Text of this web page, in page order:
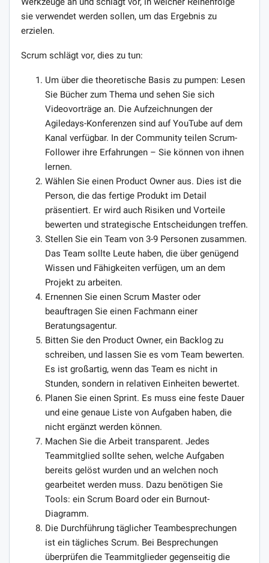
sie verwendet werden sollen, um das Ergebnis zu
erzielen.
Scrum schlägt vor, dies zu tun:
Um über die theoretische Basis zu pumpen: Lesen
Sie Bücher zum Thema und sehen Sie sich
Videovorträge an. Die Aufzeichnungen der
Agiledays-Konferenzen sind auf YouTube auf dem
Kanal verfügbar. In der Community teilen Scrum-
Follower ihre Erfahrungen – Sie können von ihnen
lernen.
Wählen Sie einen Product Owner aus. Dies ist die
Person, die das fertige Produkt im Detail
präsentiert. Er wird auch Risiken und Vorteile
bewerten und strategische Entscheidungen treffen.
Stellen Sie ein Team von 3-9 Personen zusammen.
Das Team sollte Leute haben, die über genügend
Wissen und Fähigkeiten verfügen, um an dem
Projekt zu arbeiten.
Ernennen Sie einen Scrum Master oder
beauftragen Sie einen Fachmann einer
Beratungsagentur.
Bitten Sie den Product Owner, ein Backlog zu
schreiben, und lassen Sie es vom Team bewerten.
Es ist großartig, wenn das Team es nicht in
Stunden, sondern in relativen Einheiten bewertet.
Planen Sie einen Sprint. Es muss eine feste Dauer
und eine genaue Liste von Aufgaben haben, die
nicht ergänzt werden können.
Machen Sie die Arbeit transparent. Jedes
Teammitglied sollte sehen, welche Aufgaben
bereits gelöst wurden und an welchen noch
gearbeitet werden muss. Dazu benötigen Sie
Tools: ein Scrum Board oder ein Burnout-
Diagramm.
Die Durchführung täglicher Teambesprechungen
ist ein tägliches Scrum. Bei Besprechungen
überprüfen die Teammitglieder gegenseitig die